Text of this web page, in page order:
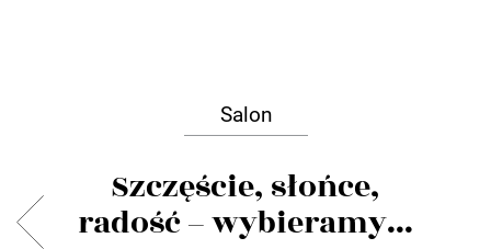
Salon
Szczęście, słońce,
radość – wybieramy...